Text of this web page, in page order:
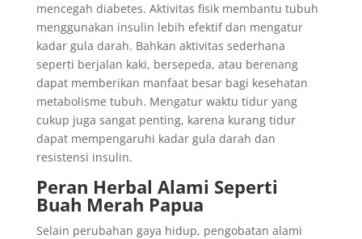
mencegah diabetes. Aktivitas fisik membantu tubuh
menggunakan insulin lebih efektif dan mengatur
kadar gula darah. Bahkan aktivitas sederhana
seperti berjalan kaki, bersepeda, atau berenang
dapat memberikan manfaat besar bagi kesehatan
metabolisme tubuh. Mengatur waktu tidur yang
cukup juga sangat penting, karena kurang tidur
dapat mempengaruhi kadar gula darah dan
resistensi insulin.
Peran Herbal Alami Seperti
Buah Merah Papua
Selain perubahan gaya hidup, pengobatan alami